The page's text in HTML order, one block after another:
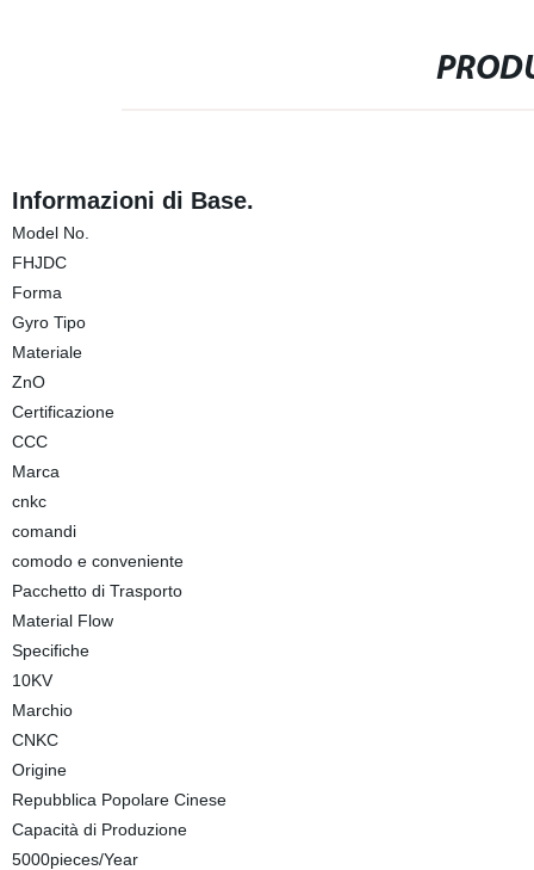
Informazioni di Base.
Model No.
FHJDC
Forma
Gyro Tipo
Materiale
ZnO
Certificazione
CCC
Marca
cnkc
comandi
comodo e conveniente
Pacchetto di Trasporto
Material Flow
Specifiche
10KV
Marchio
CNKC
Origine
Repubblica Popolare Cinese
Capacità di Produzione
5000pieces/Year